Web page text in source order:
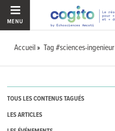
MENU
Accueil Tag #sciences-ingenieur
TOUS LES CONTENUS TAGUÉS
LES ARTICLES